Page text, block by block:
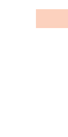
判のお店
すすめ
も口コミ